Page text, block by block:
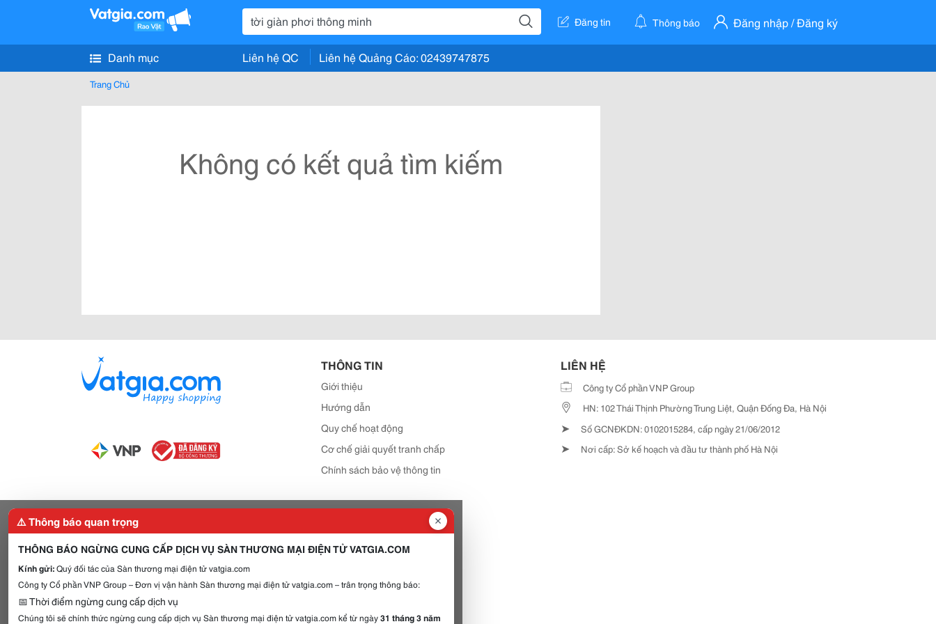
Đăng tin Thông báo Đăng nhập / Đăng ký
Danh mục Liên hệ QC Liên hệ Quảng Cáo: 02439747875
Trang Chủ
Không có kết quả tìm kiếm
THÔNG TIN
Giới thiệu
Hướng dẫn
Quy chế hoạt động
Cơ chế giải quyết tranh chấp
Chính sách bảo vệ thông tin
LIÊN HỆ
Công ty Cổ phần VNP Group
HN: 102 Thái Thịnh Phường Trung Liệt, Quận Đống Đa, Hà Nội
➤ Số GCNĐKDN: 0102015284, cấp ngày 21/06/2012
➤ Nơi cấp: Sở kế hoạch và đầu tư thành phố Hà Nội
⚠️ Thông báo quan trọng
THÔNG BÁO NGỪNG CUNG CẤP DỊCH VỤ SÀN THƯƠNG MẠI ĐIỆN TỬ VATGIA.COM
Kính gửi:Quý đối tác của Sàn thương mại điện tử vatgia.com
Công ty Cổ phần VNP Group – Đơn vị vận hành Sàn thương mại điện tử vatgia.com – trân trọng thông báo:
📅 Thời điểm ngừng cung cấp dịch vụ
Chúng tôi sẽ chính thức ngừng cung cấp dịch vụ Sàn thương mại điện tử vatgia.com kể từ ngày31 tháng 3 năm